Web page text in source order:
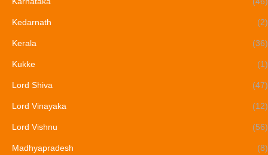
Kedarnath (2)
Kerala (36)
Kukke (1)
Lord Shiva (47)
Lord Vinayaka (12)
Lord Vishnu (56)
Madhyapradesh (8)